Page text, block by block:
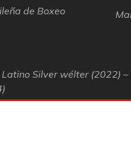
de Boxeo
Silver wélter (2022)